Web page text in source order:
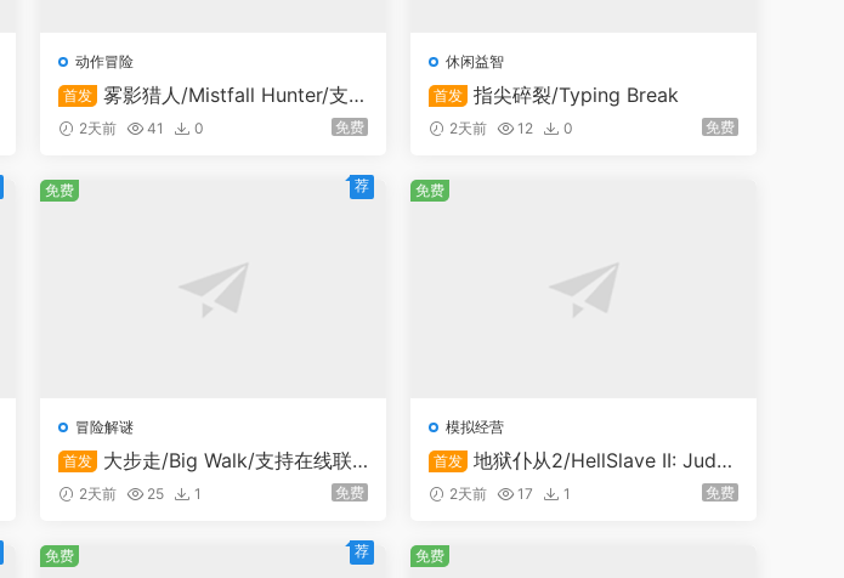
动作冒险
首发 雾影猎人/Mistfall Hunter/支持
在线联机
2天前 41 0 免费
休闲益智
首发 指尖碎裂/Typing Break
2天前 12 0 免费
冒险解谜
首发
大步走/Big Walk/支持在线联
机 2天前 25 1 免费
免费 荐
模拟经营
首发 地狱仆从2/HellSlave II: Judg
ment of the Archon
2天前 17 1 免费
免费
免费 荐 免费